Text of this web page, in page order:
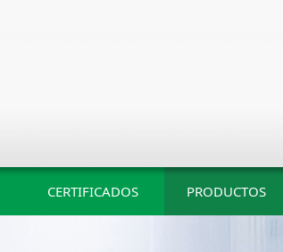
CERTIFICADOS PRODUCTOS